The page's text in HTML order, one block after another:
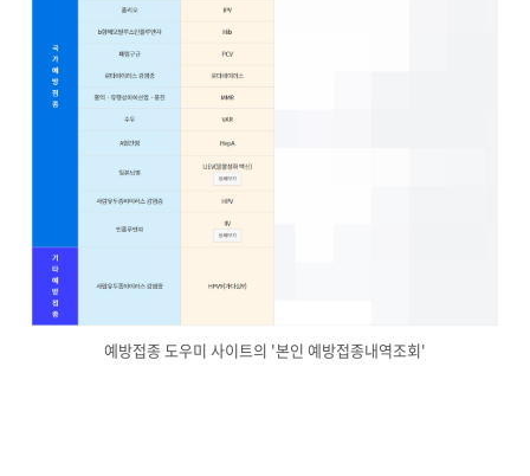
예방접종 도우미 사이트의 '본인 예방접종내역조회'